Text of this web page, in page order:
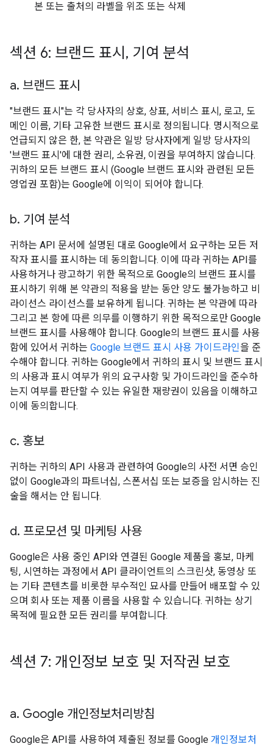
본 또는 출처의 라벨을 위조 또는 삭제
섹션 6: 브랜드 표시 , 기여 분석
a. 브랜드 표시
"브랜드 표시"는 각 당사자의 상호, 상표, 서비스 표시, 로고, 도
메인 이름, 기타 고유한 브랜드 표시로 정의됩니다. 명시적으로
언급되지 않은 한, 본 약관은 일방 당사자에게 일방 당사자의
'브랜드 표시'에 대한 권리, 소유권, 이권을 부여하지 않습니다.
귀하의 모든 브랜드 표시 (Google 브랜드 표시와 관련된 모든
영업권 포함)는 Google에 이익이 되어야 합니다.
b. 기여 분석
귀하는 API 문서에 설명된 대로 Google에서 요구하는 모든 저
작자 표시를 표시하는 데 동의합니다. 이에 따라 귀하는 API를
사용하거나 광고하기 위한 목적으로 Google의 브랜드 표시를
표시하기 위해 본 약관의 적용을 받는 동안 양도 불가능하고 비
라이선스 라이선스를 보유하게 됩니다. 귀하는 본 약관에 따라
그리고 본 항에 따른 의무를 이행하기 위한 목적으로만 Google
브랜드 표시를 사용해야 합니다. Google의 브랜드 표시를 사용
함에 있어서 귀하는 Google 브랜드 표시 사용 가이드라인을 준
수해야 합니다. 귀하는 Google에서 귀하의 표시 및 브랜드 표시
의 사용과 표시 여부가 위의 요구사항 및 가이드라인을 준수하
는지 여부를 판단할 수 있는 유일한 재량권이 있음을 이해하고
이에 동의합니다.
c. 홍보
귀하는 귀하의 API 사용과 관련하여 Google의 사전 서면 승인
없이 Google과의 파트너십, 스폰서십 또는 보증을 암시하는 진
술을 해서는 안 됩니다.
d. 프로모션 및 마케팅 사용
Google은 사용 중인 API와 연결된 Google 제품을 홍보, 마케
팅, 시연하는 과정에서 API 클라이언트의 스크린샷, 동영상 또
는 기타 콘텐츠를 비롯한 부수적인 묘사를 만들어 배포할 수 있
으며 회사 또는 제품 이름을 사용할 수 있습니다. 귀하는 상기
목적에 필요한 모든 권리를 부여합니다.
섹션 7: 개인정보 보호 및 저작권 보호
a. Google 개인정보처리방침
Google은 API를 사용하여 제출된 정보를 Google 개인정보처